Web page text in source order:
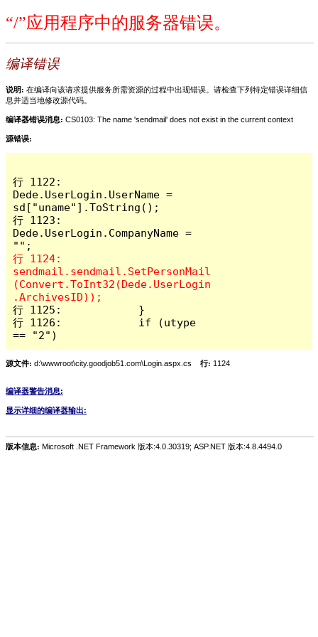
“/”应用程序中的服务器错误。
编译错误
说明: 在编译向该请求提供服务所需资源的过程中出现错误。请检查下列特定错误详细信
息并适当地修改源代码。
编译器错误消息: CS0103: The name 'sendmail' does not exist in the current context
源错误:
行 1122:
Dede.UserLogin.UserName =
sd["uname"].ToString();
行 1123:
Dede.UserLogin.CompanyName =
行 1124:
sendmail.sendmail.SetPersonMail
(Convert.ToInt32(Dede.UserLogin
行 1125:            }
行 1126:            if (utype
== "2")
源文件: d:\wwwroot\city.goodjob51.com\Login.aspx.cs 行: 1124
编译器警告消息:
显示详细的编译器输出:
版本信息: Microsoft .NET Framework 版本:4.0.30319; ASP.NET 版本:4.8.4494.0